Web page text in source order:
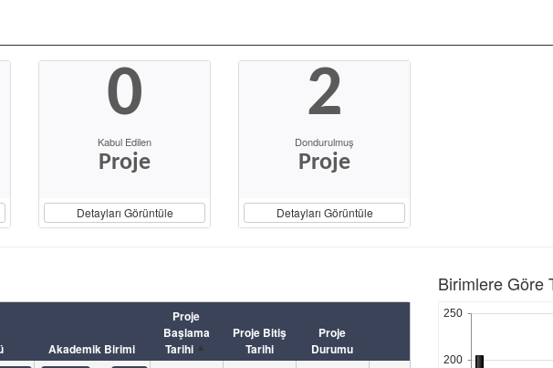
0
Kabul Edilen
Proje
Detayları Görüntüle
2
Dondurulmuş
Proje
Detayları Görüntüle
Akademik Birimi
Proje
Başlama
Tarihi
Proje Bitiş
Tarihi
Proje
Durumu
Birimlere Göre
200
250